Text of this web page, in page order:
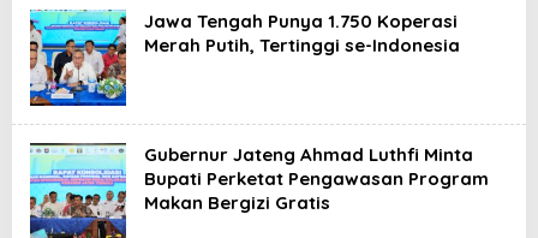
Jawa Tengah Punya 1.750 Koperasi
Merah Putih, Tertinggi se-Indonesia
Gubernur Jateng Ahmad Luthfi Minta
Bupati Perketat Pengawasan Program
Makan Bergizi Gratis